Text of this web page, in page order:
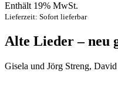
Enthält 19% MwSt.
Lieferzeit: Sofort lieferbar
Alte Lieder – neu
Gisela und Jörg Streng, David